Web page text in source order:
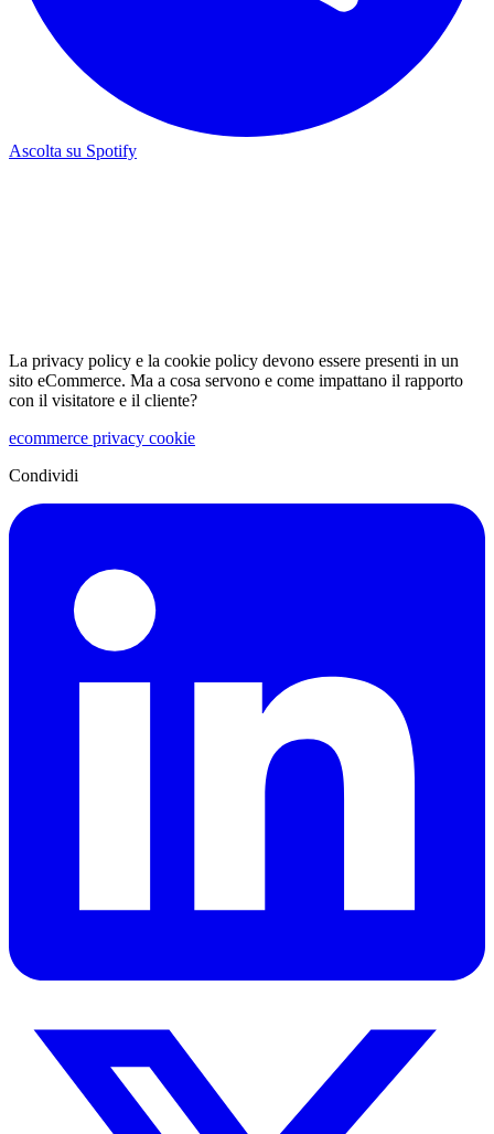
Ascolta su Spotify
La privacy policy e la cookie policy devono essere presenti in un
sito eCommerce. Ma a cosa servono e come impattano il rapporto
con il visitatore e il cliente?
ecommerce privacy cookie
Condividi